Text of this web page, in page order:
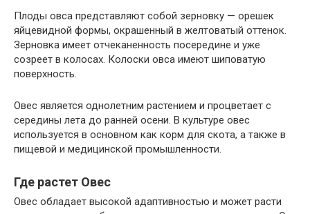
Плоды овса представляют собой зерновку — орешек
яйцевидной формы, окрашенный в желтоватый оттенок.
Зерновка имеет отчеканенность посередине и уже
созреет в колосах. Колоски овса имеют шиповатую
поверхность.
Овес является однолетним растением и процветает с
середины лета до ранней осени. В культуре овес
используется в основном как корм для скота, а также в
пищевой и медицинской промышленности.
Где растет Овес
Овес обладает высокой адаптивностью и может расти